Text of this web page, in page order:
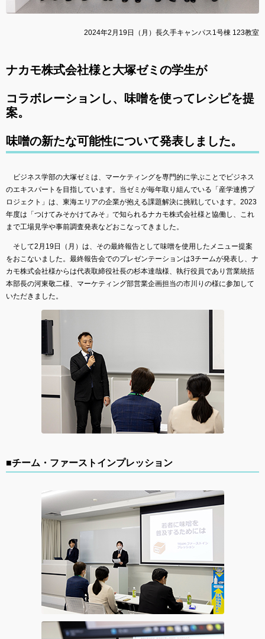
2024年2月19日（月）長久手キャンパス1号棟 123教室
ナカモ株式会社様と大塚ゼミの学生が
コラボレーションし、味噌を使ってレシピを提
案。
味噌の新たな可能性について発表しました。
ビジネス学部の大塚ゼミは、マーケティングを専門的に学ぶことでビジネス
のエキスパートを目指しています。当ゼミが毎年取り組んでいる「産学連携プ
ロジェクト」は、東海エリアの企業が抱える課題解決に挑戦しています。2023
年度は「つけてみそかけてみそ」で知られるナカモ株式会社様と協働し、これ
まで工場見学や事前調査発表などおこなってきました。
そして2月19日（月）は、その最終報告として味噌を使用したメニュー提案
をおこないました。最終報告会でのプレゼンテーションは3チームが発表し、ナ
カモ株式会社様からは代表取締役社長の杉本達哉様、執行役員であり営業統括
本部長の河東敬二様、マーケティング部営業企画担当の市川りの様に参加して
いただきました。
■チーム・ファーストインプレッション